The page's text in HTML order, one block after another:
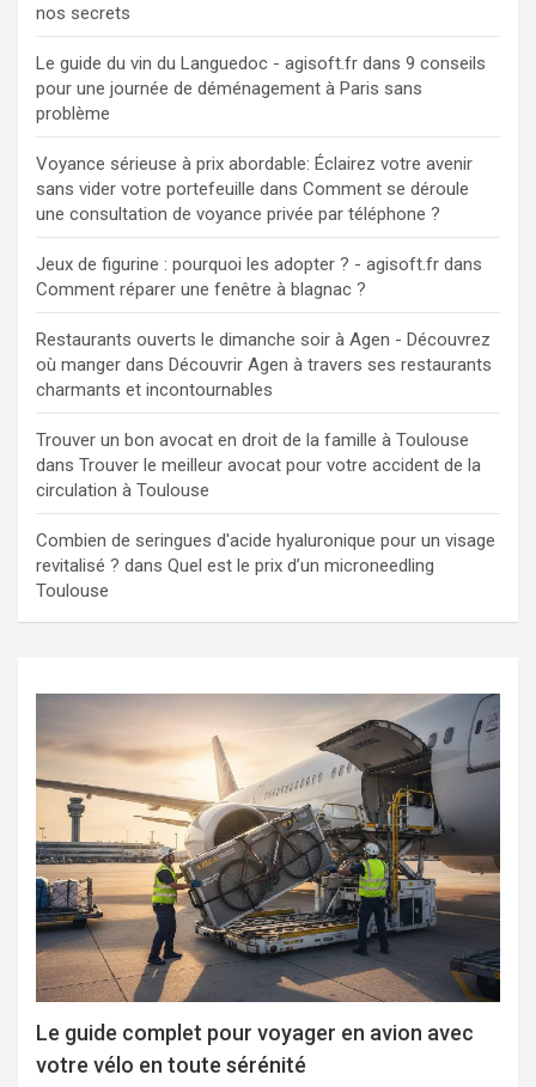
nos secrets
Le guide du vin du Languedoc - agisoft.fr dans 9 conseils
pour une journée de déménagement à Paris sans
problème
Voyance sérieuse à prix abordable: Éclairez votre avenir
sans vider votre portefeuille dans Comment se déroule
une consultation de voyance privée par téléphone ?
Jeux de figurine : pourquoi les adopter ? - agisoft.fr dans
Comment réparer une fenêtre à blagnac ?
Restaurants ouverts le dimanche soir à Agen - Découvrez
où manger dans Découvrir Agen à travers ses restaurants
charmants et incontournables
Trouver un bon avocat en droit de la famille à Toulouse
dans Trouver le meilleur avocat pour votre accident de la
circulation à Toulouse
Combien de seringues d'acide hyaluronique pour un visage
revitalisé ? dans Quel est le prix d’un microneedling
Toulouse
Le guide complet pour voyager en avion avec
votre vélo en toute sérénité